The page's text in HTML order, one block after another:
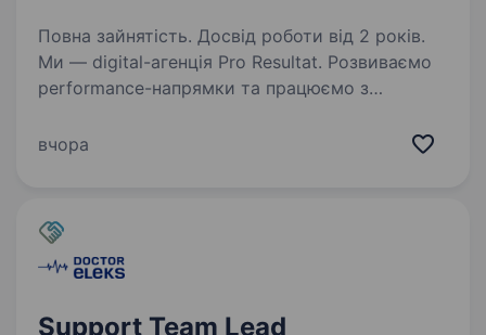
Повна зайнятість. Досвід роботи від 2 років.
Ми — digital-агенція Pro Resultat. Розвиваємо
performance-напрямки та працюємо з
медицини, HoReCa та інших нішах. Зараз ми
вчора
Support Team Lead